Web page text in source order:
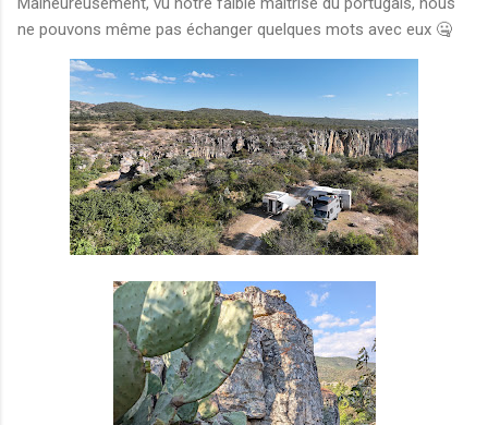
ne pouvons même pas échanger quelques mots avec eux 🤐